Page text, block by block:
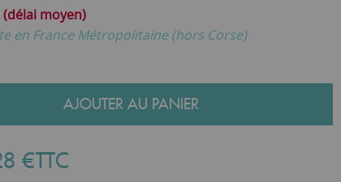
moyen)
en France Métropolitaine (hors Corse)
AJOUTER AU PANIER
€TTC